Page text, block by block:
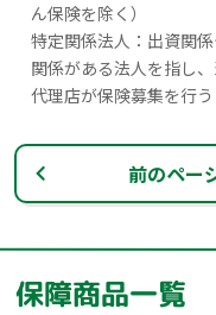
ん保険を除く）
特定関係法人：出資関
関係がある法人を指し
代理店が保険募集を行
前のペー
保障商品一覧